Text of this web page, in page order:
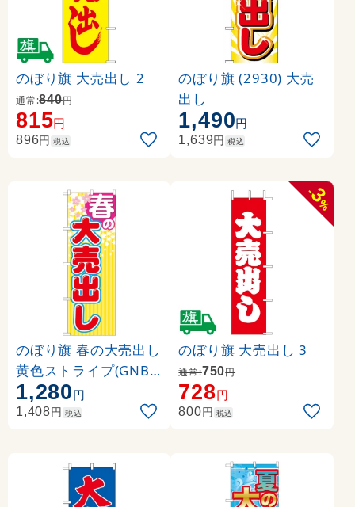
のぼり旗 大売出し 2
通常:840円
815円
896円 税込
のぼり旗 (2930) 大売
出し
1,490円
1,639円 税込
のぼり旗 春の大売出し
黄色ストライプ(GNB-2
252)
1,280円
1,408円 税込
-
3
%
のぼり旗 大売出し 3
通常:750円
728円
800円 税込